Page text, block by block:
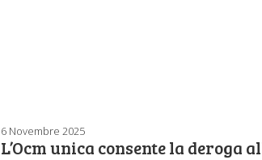
6 Novembre 2025
L’Ocm unica consente la deroga